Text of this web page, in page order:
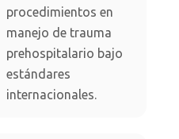
procedimientos en
manejo de trauma
prehospitalario bajo
estándares
internacionales.